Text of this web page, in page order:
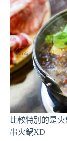
比較特別的是
串火鍋XD